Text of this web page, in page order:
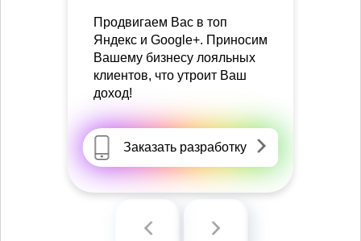
Продвигаем Вас в топ
Яндекс и Google+. Приносим
Вашему бизнесу лояльных
клиентов, что утроит Ваш
доход!
Заказать разработку